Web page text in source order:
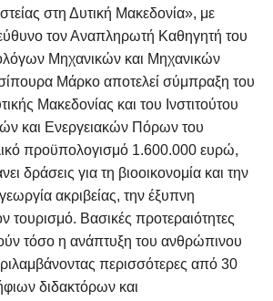
στη Δυτική Μακεδονία», με
τον Αναπληρωτή Καθηγητή του
Μηχανικών και Μηχανικών
Μάρκο αποτελεί σύμπραξη του
Μακεδονίας και του Ινστιτούτου
και Ενεργειακών Πόρων του
προϋπολογισμό 1.600.000 ευρώ,
δράσεις για τη βιοοικονομία και την
ακριβείας, την έξυπνη
τουρισμό. Βασικές προτεραιότητες
τόσο η ανάπτυξη του ανθρώπινου
περισσότερες από 30
διδακτόρων και